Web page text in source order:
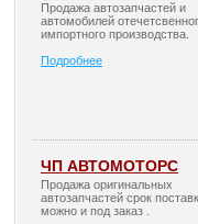
Продажа автозапчастей и
автомобилей
импортного производства.
Подробнее
ЧП АВТОМОТОРС
Продажа оригинальных
автозапчастей срок
можно и под заказ .